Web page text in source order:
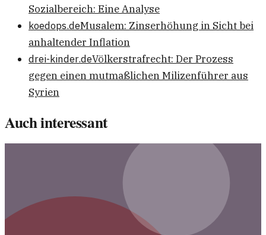
Sozialbereich: Eine Analyse
koedops.deMusalem: Zinserhöhung in Sicht bei
anhaltender Inflation
drei-kinder.deVölkerstrafrecht: Der Prozess
gegen einen mutmaßlichen Milizenführer aus
Syrien
Auch interessant